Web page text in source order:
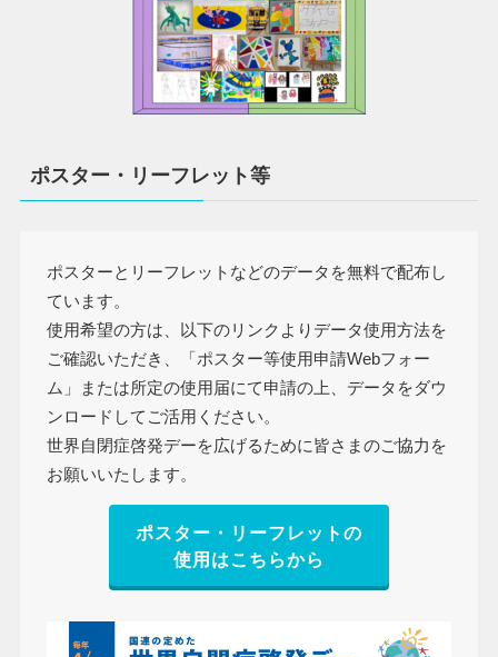
ポスター・リーフレット等
ポスターとリーフレットなどのデータを無料で配布し
ています。
使用希望の方は、以下のリンクよりデータ使用方法を
ご確認いただき、「ポスター等使用申請Webフォー
ム」または所定の使用届にて申請の上、データをダウ
ンロードしてご活用ください。
世界自閉症啓発デーを広げるために皆さまのご協力を
お願いいたします。
ポスター・リーフレットの
使用はこちらから